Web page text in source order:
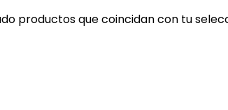
productos que coincidan con tu